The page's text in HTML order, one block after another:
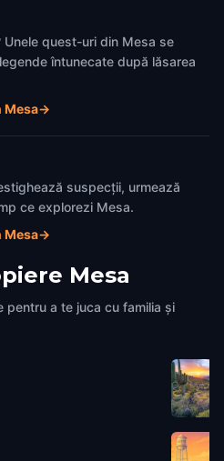
Unele quest-uri din Mesa se
întunecate după lăsarea
Mesa→
suspecții, urmează
ce explorezi Mesa.
Mesa→
Mesa
pentru a te juca cu familia și